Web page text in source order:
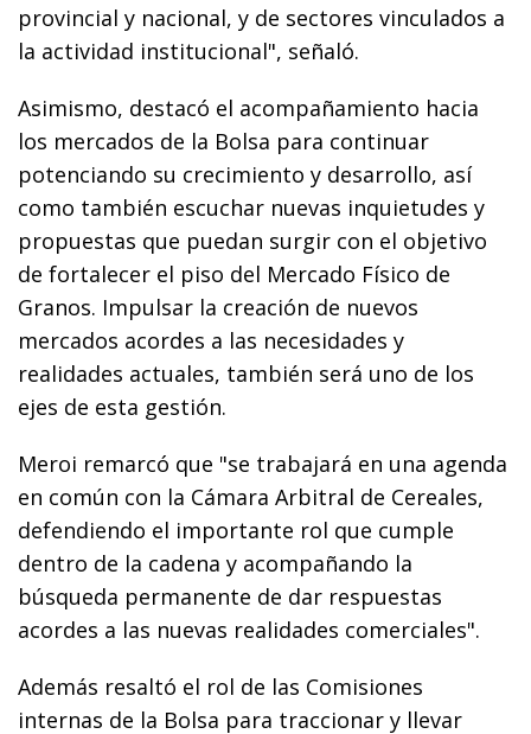
provincial y nacional, y de sectores vinculados a
la actividad institucional", señaló.
Asimismo, destacó el acompañamiento hacia
los mercados de la Bolsa para continuar
potenciando su crecimiento y desarrollo, así
como también escuchar nuevas inquietudes y
propuestas que puedan surgir con el objetivo
de fortalecer el piso del Mercado Físico de
Granos. Impulsar la creación de nuevos
mercados acordes a las necesidades y
realidades actuales, también será uno de los
ejes de esta gestión.
Meroi remarcó que "se trabajará en una agenda
en común con la Cámara Arbitral de Cereales,
defendiendo el importante rol que cumple
dentro de la cadena y acompañando la
búsqueda permanente de dar respuestas
acordes a las nuevas realidades comerciales".
Además resaltó el rol de las Comisiones
internas de la Bolsa para traccionar y llevar